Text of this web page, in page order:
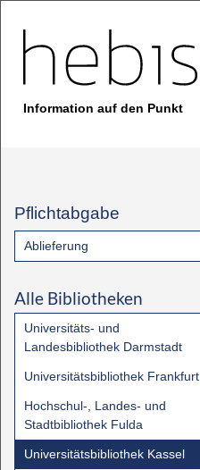
Information auf den Punkt
Pflichtabgabe
Ablieferung
Alle Bibliotheken
Universitäts- und
Landesbibliothek Darmstadt
Universitätsbibliothek Frankfurt
Hochschul-, Landes- und
Stadtbibliothek Fulda
Universitätsbibliothek Kassel